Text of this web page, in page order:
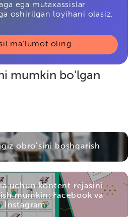
ega mutaxassislar
oshirilgan loyihani olasiz.
ma'lumot oling
mumkin bo'lgan
obro'sini boshqarish
uchun kontent rejasini
mumkin: Facebook va
Instagram